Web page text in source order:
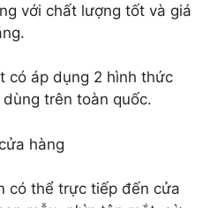
với chất lượng tốt và giá
có áp dụng 2 hình thức
trên toàn quốc.
hàng
có thể trực tiếp đến cửa